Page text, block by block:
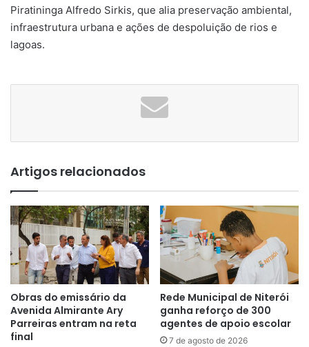
Piratininga Alfredo Sirkis, que alia preservação ambiental,
infraestrutura urbana e ações de despoluição de rios e
lagoas.
Artigos relacionados
Obras do emissário da
Avenida Almirante Ary
Parreiras entram na reta
final
Rede Municipal de Niterói
ganha reforço de 300
agentes de apoio escolar
7 de agosto de 2026